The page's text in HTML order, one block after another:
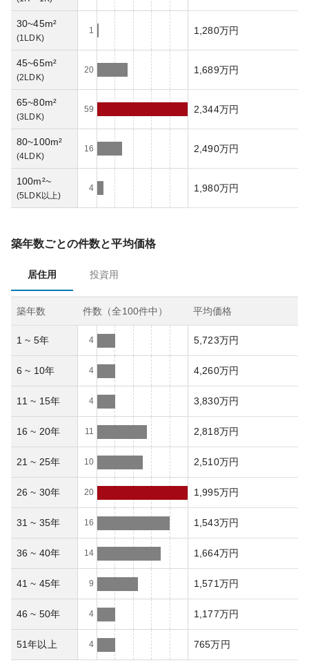
30~45m²
(1LDK)
1 1,280万円
45~65m²
(2LDK)
20 1,689万円
65~80m²
(3LDK)
59 2,344万円
80~100m²
(4LDK)
16 2,490万円
100m²~
(5LDK以上)
4 1,980万円
築年数ごとの件数と平均価格
居住用 投資用
築年数 件数（全100件中） 平均価格
1 ~ 5年 4 5,723万円
6 ~ 10年 4 4,260万円
11 ~ 15年 4 3,830万円
16 ~ 20年 11 2,818万円
21 ~ 25年 10 2,510万円
26 ~ 30年 20 1,995万円
31 ~ 35年 16 1,543万円
36 ~ 40年 14 1,664万円
41 ~ 45年 9 1,571万円
46 ~ 50年 4 1,177万円
51年以上 4 765万円